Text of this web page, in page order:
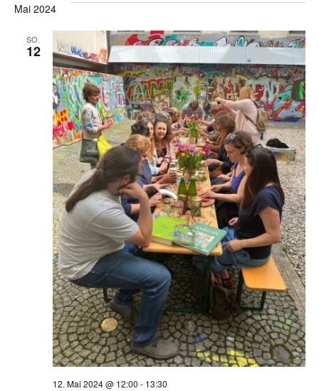
Mai 2024
SO.
12
12. Mai 2024 @ 12:00 - 13:30